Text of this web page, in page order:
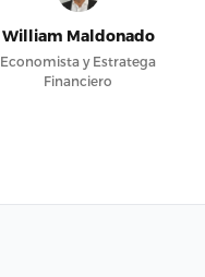
William Maldonado
Economista y Estratega
Financiero